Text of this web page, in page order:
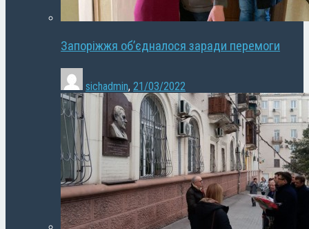
Запоріжжя об’єдналося заради перемоги
sichadmin, 21/03/2022